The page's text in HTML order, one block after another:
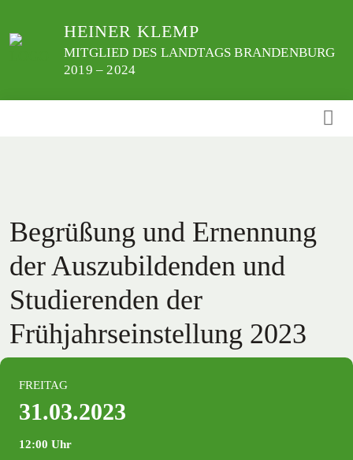
zum
HEINER KLEMP
MITGLIED DES LANDTAGS BRANDENBURG
2019 – 2024
Begrüßung und Ernennung
der Auszubildenden und
Studierenden der
Frühjahrseinstellung 2023
FREITAG
31.03.2023
12:00 Uhr